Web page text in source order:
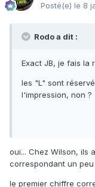
Posté(e) le 8
Rodo a dit :
Exact JB, je fais la
les "L" sont
l'impression, non ?
oui... Chez Wilson, ils
correspondant un peu
le premier chiffre